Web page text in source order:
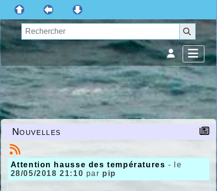
Nouvelles
Attention hausse des températures - le
28/05/2018 21:10 par pip